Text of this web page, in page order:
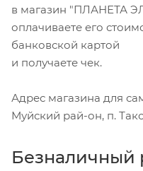
в магазин "ПЛАНЕТА
оплачиваете его
банковской картой
и получаете чек.
Адрес магазина для
Муйский рай-он, п.
Безналичный